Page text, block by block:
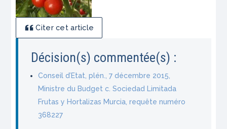
Citer cet article
Décision(s) commentée(s) :
Conseil d’Etat, plén., 7 décembre 2015,
Ministre du Budget c. Sociedad Limitada
Frutas y Hortalizas Murcia, requête numéro
368227